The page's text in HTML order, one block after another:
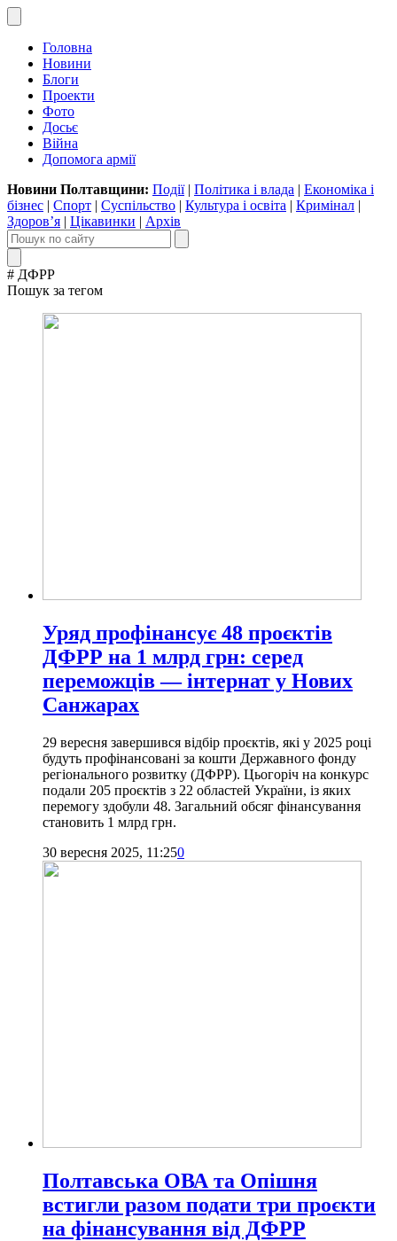
Головна
Новини
Блоги
Проекти
Фото
Досьє
Війна
Допомога армії
Новини Полтавщини: Події| Політика і влада | Економіка і
бізнес | Спорт | Суспільство | Культура і освіта | Кримінал |
Здоров’я | Цікавинки | Архів
# ДФРР
Пошук за тегом
Уряд профінансує 48 проєктів
ДФРР на 1 млрд грн: серед
переможців — інтернат у Нових
Санжарах
29 вересня завершився відбір проєктів, які у 2025 році
будуть профінансовані за кошти Державного фонду
регіонального розвитку (ДФРР). Цьогоріч на конкурс
подали 205 проєктів з 22 областей України, із яких
перемогу здобули 48. Загальний обсяг фінансування
становить 1 млрд грн.
30 вересня 2025, 11:250
Полтавська ОВА та Опішня
встигли разом подати три проєкти
на фінансування від ДФРР